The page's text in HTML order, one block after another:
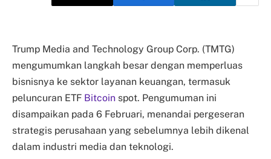
Trump Media and Technology Group Corp. (TMTG)
mengumumkan langkah besar dengan memperluas
bisnisnya ke sektor layanan keuangan, termasuk
peluncuran ETF Bitcoin spot. Pengumuman ini
disampaikan pada 6 Februari, menandai pergeseran
strategis perusahaan yang sebelumnya lebih dikenal
dalam industri media dan teknologi.